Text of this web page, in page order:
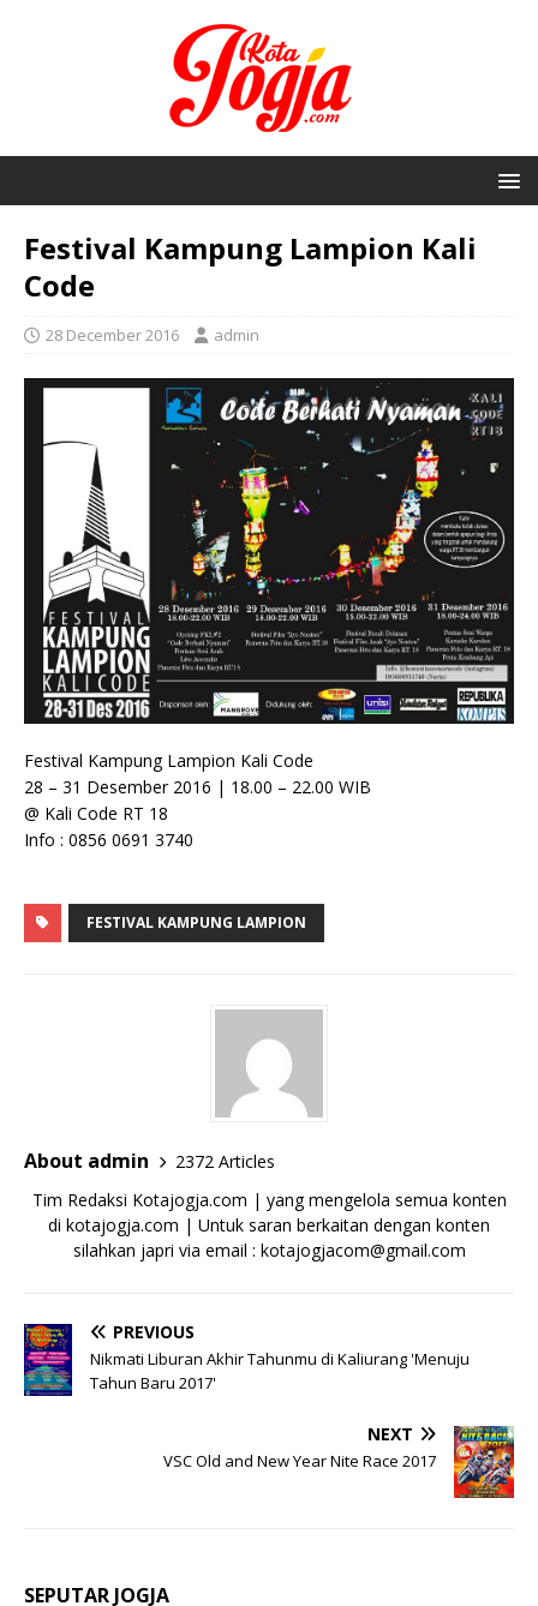
Festival Kampung Lampion Kali
Code
28 December 2016 admin
Festival Kampung Lampion Kali Code
28 – 31 Desember 2016 | 18.00 – 22.00 WIB
@ Kali Code RT 18
Info : 0856 0691 3740
FESTIVAL KAMPUNG LAMPION
About admin
2372 Articles
Tim Redaksi Kotajogja.com | yang mengelola semua konten
di kotajogja.com | Untuk saran berkaitan dengan konten
silahkan japri via email : kotajogjacom@gmail.com
PREVIOUS
Nikmati Liburan Akhir Tahunmu di Kaliurang 'Menuju
Tahun Baru 2017'
NEXT
VSC Old and New Year Nite Race 2017
SEPUTAR JOGJA